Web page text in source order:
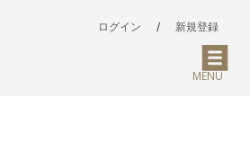
ログイン / 新規登録
MENU